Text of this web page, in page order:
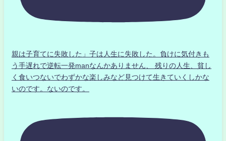
親は子育てに失敗した」子は人生に失敗した。負けに気付きも
う手遅れで逆転一発manなんかありません、 残りの人生、貧し
く食いつないでわずかな楽しみなど見つけて生きていくしかな
いのです。ないのです。